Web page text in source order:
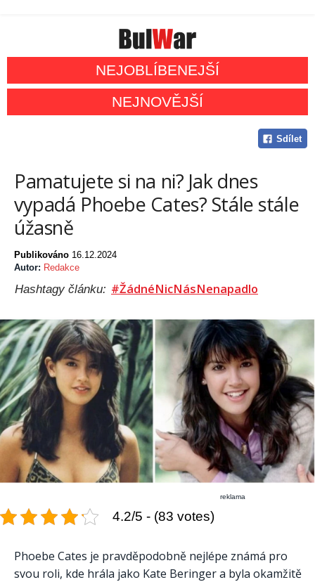
NEJOBLÍBENEJŠÍ
NEJNOVĚJŠÍ
Sdílet
Pamatujete si na ni? Jak dnes
vypadá Phoebe Cates? Stále stále
úžasně
Publikováno 16.12.2024
Autor: Redakce
Hashtagy článku: #ŽádnéNicNásNenapadlo
reklama
4.2/5 - (83 votes)
Phoebe Cates je pravděpodobně nejlépe známá pro
svou roli, kde hrála jako Kate Beringer a byla okamžitě